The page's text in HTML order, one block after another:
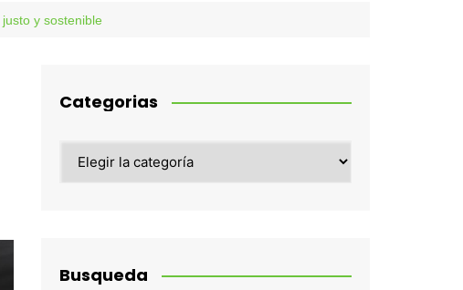
y sostenible
Categorias
Busqueda